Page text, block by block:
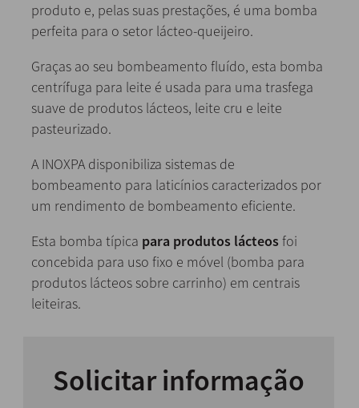
produto e, pelas suas prestações, é uma bomba
perfeita para o setor lácteo-queijeiro.
Graças ao seu bombeamento fluído, esta bomba
centrífuga para leite é usada para uma trasfega
suave de produtos lácteos, leite cru e leite
pasteurizado.
A INOXPA disponibiliza sistemas de
bombeamento para laticínios caracterizados por
um rendimento de bombeamento eficiente.
Esta bomba típica para produtos lácteos foi
concebida para uso fixo e móvel (bomba para
produtos lácteos sobre carrinho) em centrais
leiteiras.
Solicitar informação